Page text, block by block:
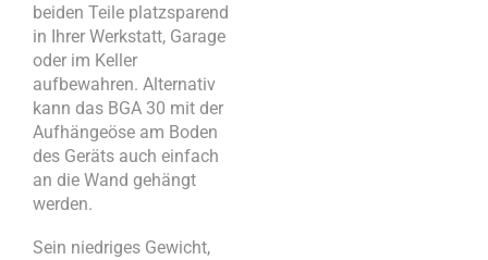
beiden Teile platzsparend
in Ihrer Werkstatt, Garage
oder im Keller
aufbewahren. Alternativ
kann das BGA 30 mit der
Aufhängeöse am Boden
des Geräts auch einfach
an die Wand gehängt
werden.
Sein niedriges Gewicht,